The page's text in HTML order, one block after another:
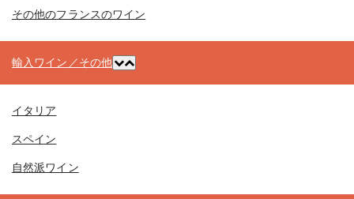
その他のフランスのワイン
輸入ワイン／その他
イタリア
スペイン
自然派ワイン